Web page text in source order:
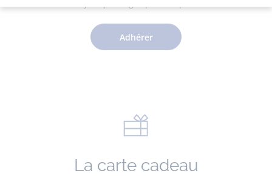
Adhérer
La carte cadeau